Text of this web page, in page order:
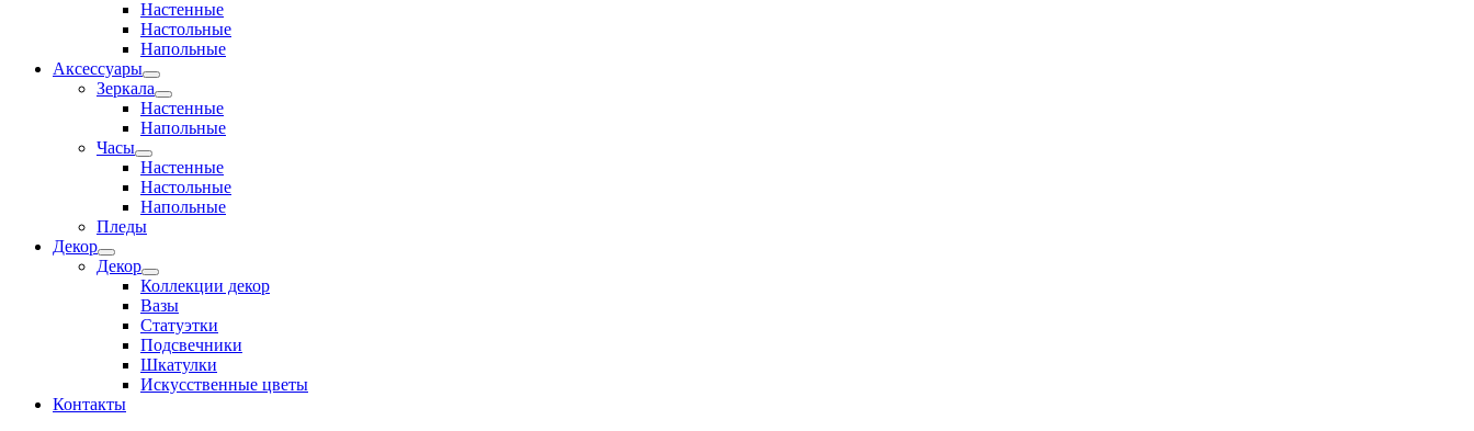
Настенные
Настольные
Напольные
Аксессуары
Зеркала
Настенные
Напольные
Часы
Настенные
Настольные
Напольные
Пледы
Декор
Декор
Коллекции декор
Вазы
Статуэтки
Подсвечники
Шкатулки
Искусственные цветы
Контакты